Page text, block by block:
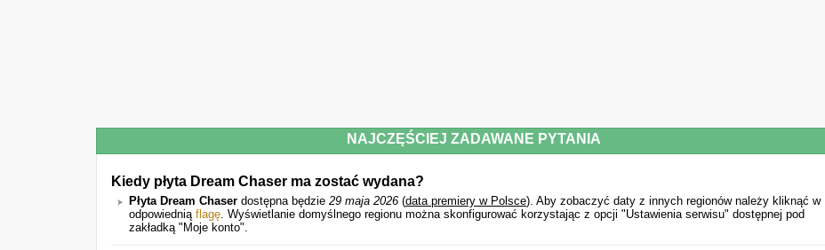
NAJCZĘŚCIEJ ZADAWANE PYTANIA
Kiedy płyta Dream Chaser ma zostać wydana?
Płyta Dream Chaser dostępna będzie 29 maja 2026 (data premiery w Polsce). Aby zobaczyć daty z innych regionów należy kliknąć w
odpowiednią flagę. Wyświetlanie domyślnego regionu można skonfigurować korzystając z opcji "Ustawienia serwisu" dostępnej pod
zakładką "Moje konto".